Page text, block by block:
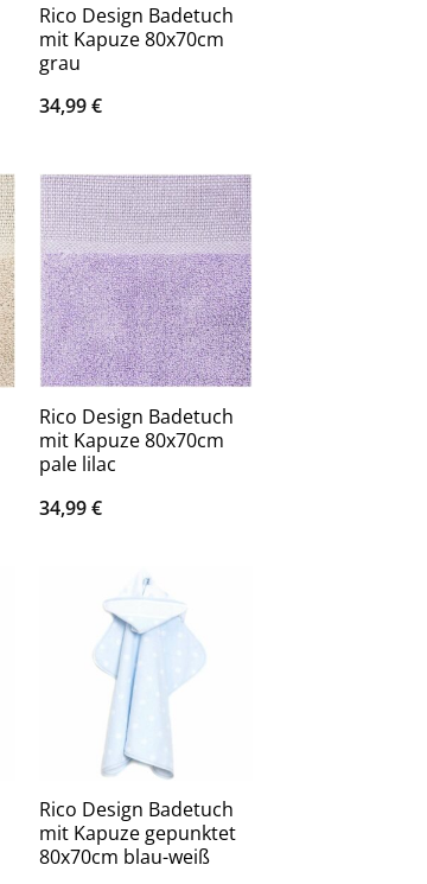
Rico Design Badetuch
mit Kapuze 80x70cm
grau
34,99€
Rico Design Badetuch
mit Kapuze 80x70cm
pale lilac
34,99€
Rico Design Badetuch
mit Kapuze gepunktet
80x70cm blau-weiß